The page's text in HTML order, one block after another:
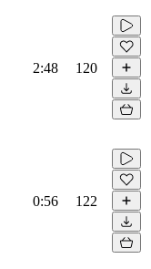
2:48 120
0:56 122